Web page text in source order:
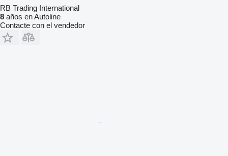
RB Trading International
8 años en Autoline
Contacte con el vendedor